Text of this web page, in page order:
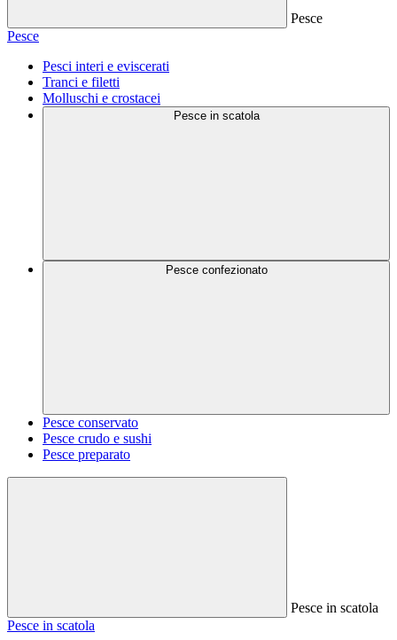
Pesce
Pesce
Pesci interi e eviscerati
Tranci e filetti
Molluschi e crostacei
Pesce in scatola
Pesce confezionato
Pesce conservato
Pesce crudo e sushi
Pesce preparato
Pesce in scatola
Pesce in scatola